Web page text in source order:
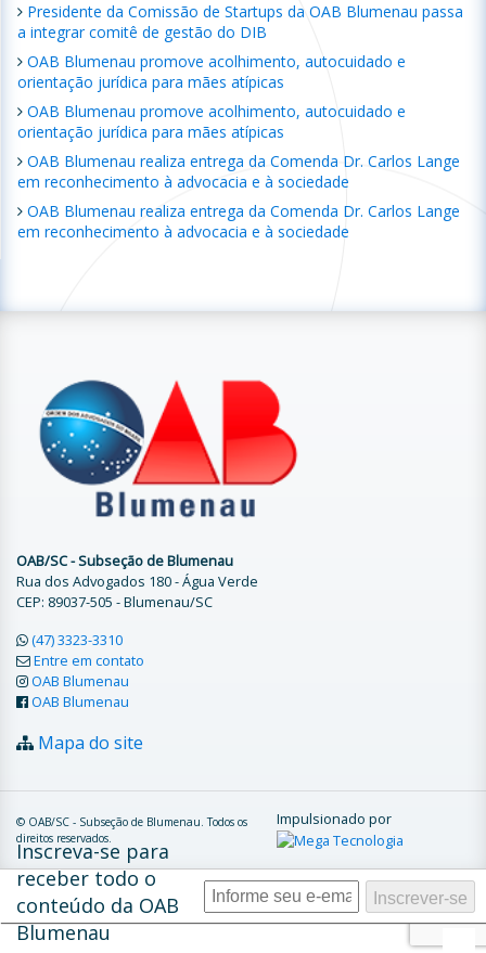
Presidente da Comissão de Startups da OAB Blumenau passa
a integrar comitê de gestão do DIB
OAB Blumenau promove acolhimento, autocuidado e
orientação jurídica para mães atípicas
OAB Blumenau promove acolhimento, autocuidado e
orientação jurídica para mães atípicas
OAB Blumenau realiza entrega da Comenda Dr. Carlos Lange
em reconhecimento à advocacia e à sociedade
OAB Blumenau realiza entrega da Comenda Dr. Carlos Lange
em reconhecimento à advocacia e à sociedade
OAB/SC - Subseção de Blumenau
Rua dos Advogados 180 - Água Verde
CEP: 89037-505 - Blumenau/SC
(47) 3323-3310
Entre em contato
OAB Blumenau
OAB Blumenau
Mapa do site
© OAB/SC - Subseção de Blumenau. Todos os
direitos reservados.
Impulsionado por
Inscreva-se para
receber todo o
conteúdo da OAB
Blumenau